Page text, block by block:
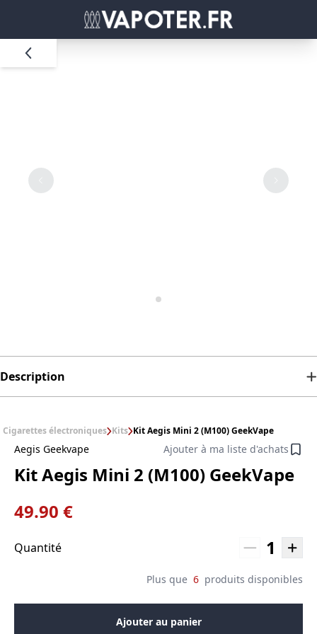
Description
Cigarettes électroniques Kits Kit Aegis Mini 2 (M100) GeekVape
Aegis Geekvape Ajouter à ma liste d'achats
Kit Aegis Mini 2 (M100) GeekVape
49.90 €
Quantité 1
Plus que 6 produits disponibles
Ajouter au panier